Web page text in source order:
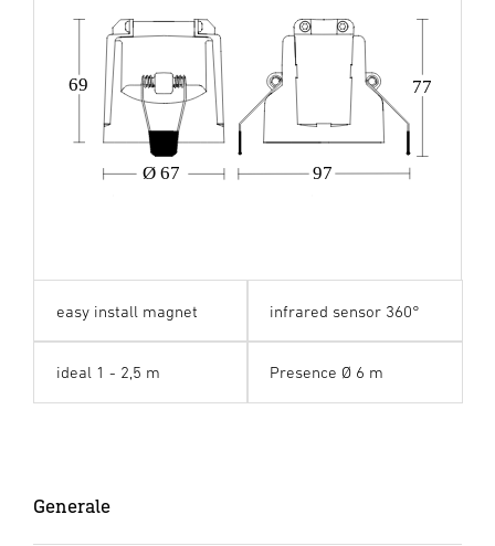
Ø 67 97
69 77
easy install magnet infrared sensor 360°
ideal 1 - 2,5 m Presence Ø 6 m
Generale